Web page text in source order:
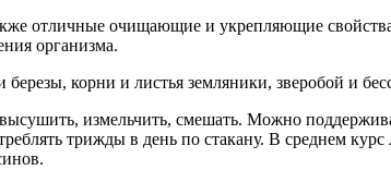
отличные очищающие и укрепляющие
организма.
корни и листья земляники, зверобой и
измельчить, смешать. Можно
трижды в день по стакану. В среднем